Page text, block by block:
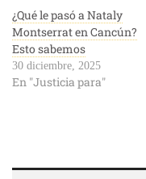
¿Qué le pasó a Nataly
Montserrat en Cancún?
Esto sabemos
30 diciembre, 2025
En "Justicia para"